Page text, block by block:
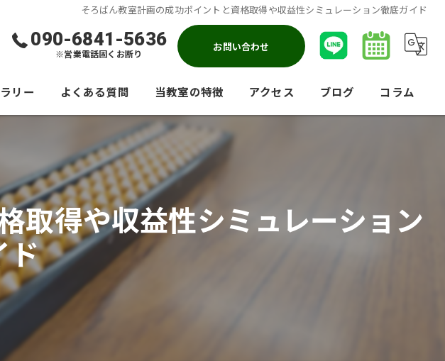
そろばん教室計画の成功ポイントと資格取得や収益性シミュレーション徹底ガイド
090-6841-5636
※営業電話固くお断り
お問い合わせ
リー よくある質問 当教室の特徴
競技会
大人
アクセス ブログ コラム
取得や収益性シミュレーション
ド